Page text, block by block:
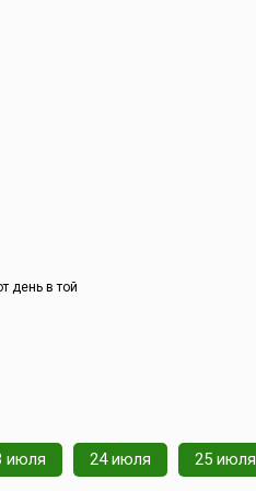
день в той
июля 24 июля 25 июля